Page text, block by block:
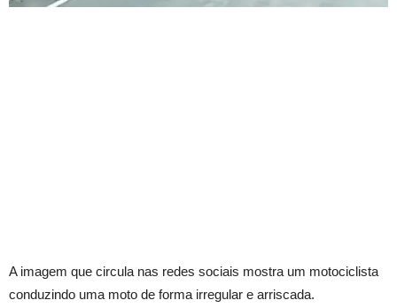
A imagem que circula nas redes sociais mostra um motociclista
conduzindo uma moto de forma irregular e arriscada.